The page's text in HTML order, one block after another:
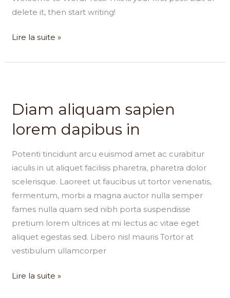
delete it, then start writing!
Lire la suite »
Diam aliquam sapien
lorem dapibus in
Potenti tincidunt arcu euismod amet ac curabitur
iaculis in ut aliquet facilisis pharetra, pharetra dolor
scelerisque. Laoreet ut faucibus ut tortor venenatis,
fermentum, morbi a magna auctor nulla semper
fames nulla quam sed nibh porta suspendisse
pretium lorem ultrices at mi lectus ac vitae eget
aliquet egestas sed. Libero nisl mauris Tortor at
vestibulum ullamcorper
sapien
lorem
dapibus
in
Lire la suite »